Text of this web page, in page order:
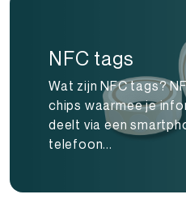
NFC tags
Wat zijn NFC tags?
chips waarmee je
deelt via een
telefoon...